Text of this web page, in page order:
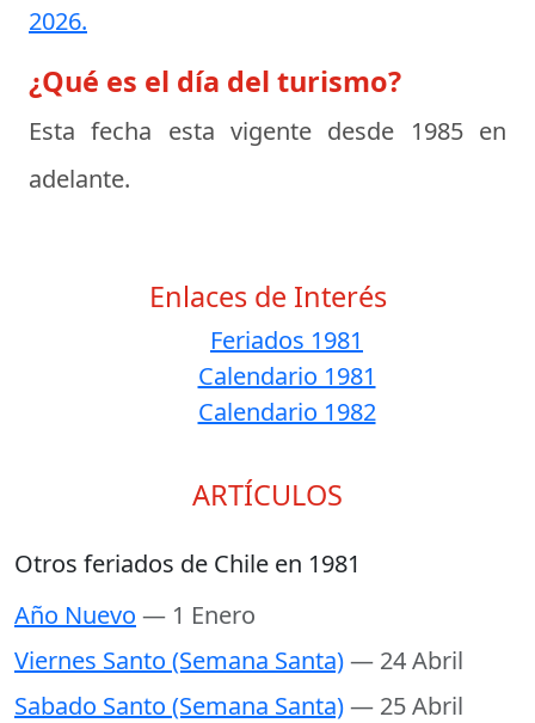
2026.
¿Qué es el día del turismo?
Esta fecha esta vigente desde 1985 en
adelante.
Enlaces de Interés
Feriados 1981
Calendario 1981
Calendario 1982
ARTÍCULOS
Otros feriados de Chile en 1981
Año Nuevo — 1 Enero
Viernes Santo (Semana Santa)— 24 Abril
Sabado Santo (Semana Santa)— 25 Abril